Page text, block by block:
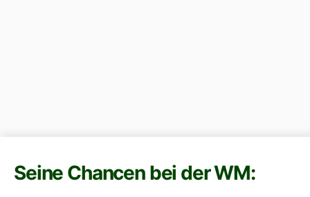
Seine Chancen bei der WM: